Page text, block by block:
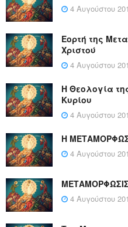
4 Αυγούστου
Εορτή της
Χριστού
4 Αυγούστου
Η Θεολογία
Κυρίου
4 Αυγούστου
Η
4 Αυγούστου
4 Αυγούστου